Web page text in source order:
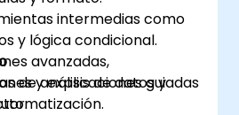
intermedias como
y lógica condicional.
avanzadas,
de análisis de datos y
y explicaciones guiadas